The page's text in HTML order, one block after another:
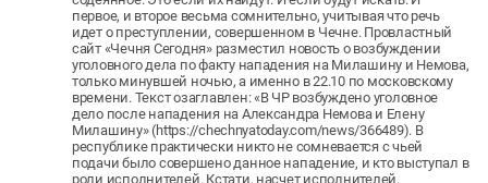
первое, и второе весьма сомнительно, учитывая что речь
идет о преступлении, совершенном в Чечне. Провластный
сайт «Чечня Сегодня» разместил новость о возбуждении
уголовного дела по факту нападения на Милашину и Немова,
только минувшей ночью, а именно в 22.10 по московскому
времени. Текст озаглавлен: «В ЧР возбуждено уголовное
дело после нападения на Александра Немова и Елену
Милашину» (https://chechnyatoday.com/news/366489). В
республике практически никто не сомневается с чьей
подачи было совершено данное нападение, и кто выступал в
роли исполнителей. Кстати, насчет исполнителей.